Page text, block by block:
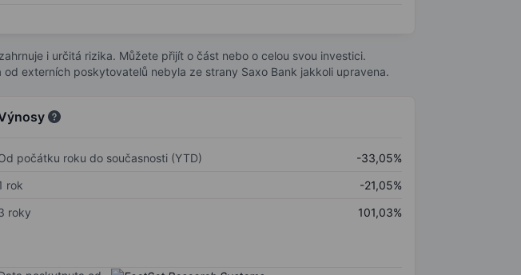
i určitá rizika. Můžete přijít o část nebo o celou svou investici.
externích poskytovatelů nebyla ze strany Saxo Bank jakkoli upravena.
počátku roku do současnosti (YTD)
-33,05%
rok
-21,05%
roky
101,03%